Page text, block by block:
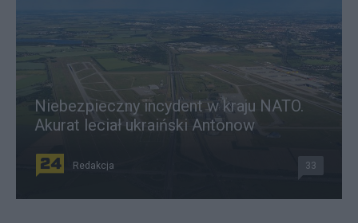
Niebezpieczny incydent w kraju NATO.
Akurat leciał ukraiński Antonow
Redakcja 33